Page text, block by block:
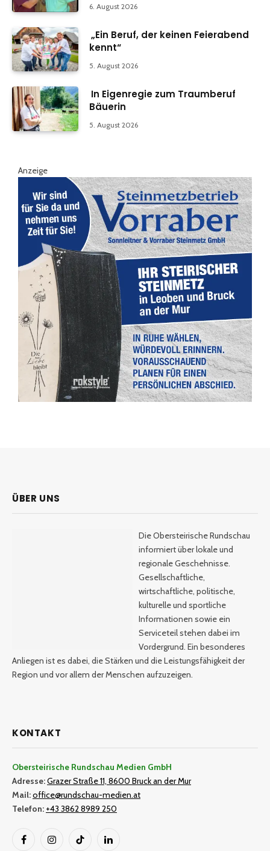
6. August 2026
„Ein Beruf, der keinen Feierabend
kennt“
5. August 2026
In Eigenregie zum Traumberuf
Bäuerin
5. August 2026
Anzeige
ÜBER UNS
Die Obersteirische Rundschau
informiert über lokale und
regionale Geschehnisse.
Gesellschaftliche,
wirtschaftliche, politische,
kulturelle und sportliche
Informationen sowie ein
Serviceteil stehen dabei im
Vordergrund. Ein besonderes
Anliegen ist es dabei, die Stärken und die Leistungsfähigkeit der
Region und vor allem der Menschen aufzuzeigen.
KONTAKT
Obersteirische Rundschau Medien GmbH
Adresse:Grazer Straße 11, 8600 Bruck an der Mur
Mail:office@rundschau-medien.at
Telefon: +43 3862 8989 250
FacebookInstagramTikTok LinkedIn